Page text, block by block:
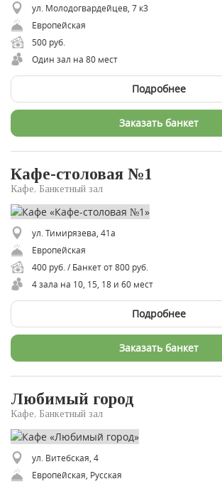
ул. Молодогвардейцев, 7 к3
Европейская
500 руб.
Один зал на 80 мест
Подробнее
Заказать банкет
Кафе-столовая №1
Кафе, Банкетный зал
ул. Тимирязева, 41а
Европейская
400 руб. / Банкет от 800 руб.
4 зала на 10, 15, 18 и 60 мест
Подробнее
Заказать банкет
Любимый город
Кафе, Банкетный зал
ул. Витебская, 4
Европейская, Русская